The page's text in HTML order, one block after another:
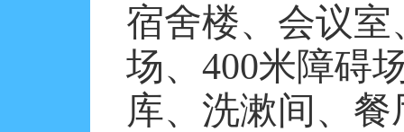
宿舍楼、会议
场、 400米障碍
库、洗漱间、